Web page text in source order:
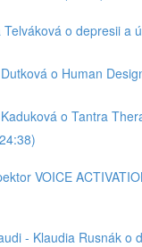
Telváková o depresii a
o Human
o Tantra
VOICE
- Klaudia Rusnák o